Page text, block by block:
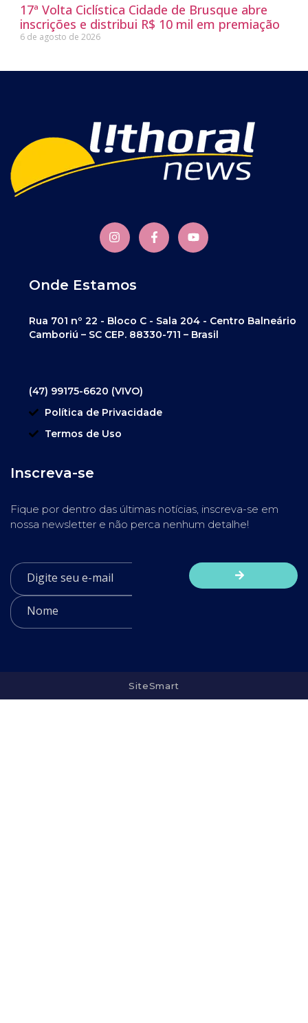
17ª Volta Ciclística Cidade de Brusque abre
inscrições e distribui R$ 10 mil em premiação
6 de agosto de 2026
Onde Estamos
Rua 701 nº 22 - Bloco C - Sala 204 - Centro Balneário
Camboriú – SC CEP. 88330-711 – Brasil
(47) 99175-6620 (VIVO)
Política de Privacidade
Termos de Uso
Inscreva-se
Fique por dentro das últimas notícias, inscreva-se em
nossa newsletter e não perca nenhum detalhe!
SiteSmart